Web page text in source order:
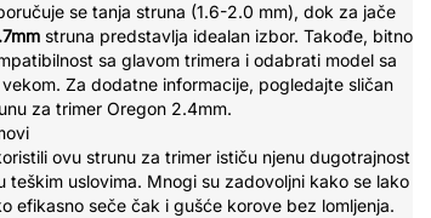
se tanja struna (1.6-2.0 mm), dok za jače
struna predstavlja idealan izbor. Takođe, bitno
sa glavom trimera i odabrati model sa
Za dodatne informacije, pogledajte sličan
za trimer Oregon 2.4mm.
ovu strunu za trimer ističu njenu dugotrajnost
teškim uslovima. Mnogi su zadovoljni kako se lako
efikasno seče čak i gušće korove bez lomljenja.